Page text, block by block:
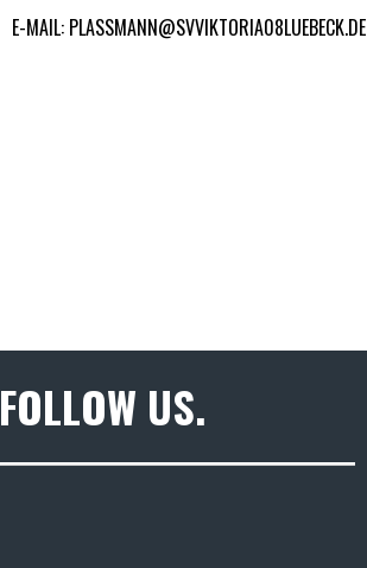
E-MAIL: PLASSMANN@SVVIKTORIA08LUEBECK.DE
FOLLOW US.